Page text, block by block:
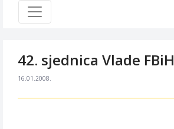
42. sjednica Vlade FBiH
16.01.2008.